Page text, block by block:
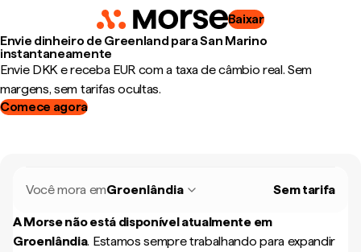
Baixar
Envie dinheiro de Greenland para San Marino
instantaneamente
Envie DKK e receba EUR com a taxa de câmbio real. Sem
margens, sem tarifas ocultas.
Comece agora
Você mora emGroenlândia Sem tarifa
A Morse não está disponível atualmente em
Groenlândia. Estamos sempre trabalhando para expandir